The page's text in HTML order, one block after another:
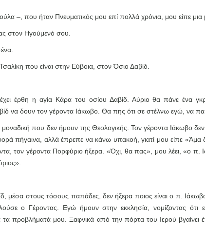
–, που ήταν Πνευματικός μου επί πολλά χρόνια, μου είπε μια
στον Ηγούμενό σου.
που είναι στην Εύβοια, στον Όσιο Δαβίδ.
έρθη η αγία Κάρα του οσίου Δαβίδ. Αύριο θα πάνε ένα
να δουν τον γέροντα Ιάκωβο. Θα πης ότι σε στέλνω εγώ, να
που δεν ήμουν της Θεολογικής. Τον γέροντα Ιάκωβο
πήγαινα, αλλά έπρεπε να κάνω υπακοή, γιατί μου είπε
τον γέροντα Πορφύριο ήξερα. «Όχι, θα πας», μου λέει, «ο π.
στους τόσους παπάδες, δεν ήξερα ποιος είναι ο π.
ο Γέροντας. Εγώ ήμουν στην εκκλησία, νομίζοντας ότι
προβλήματά μου. Ξαφνικά από την πόρτα του Ιερού βγαίνει